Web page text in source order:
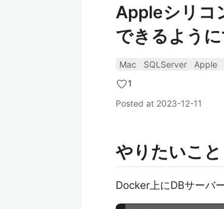
Appleシリコ
できるよう
Mac SQLServer Apple
1
Posted at 2023-12-11
やりたいこと
Docker上にDBサーバ